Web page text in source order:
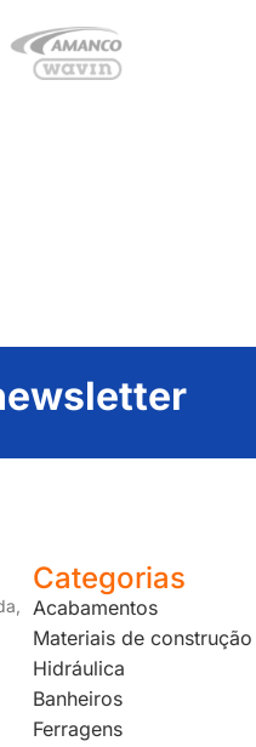
Categorias
Acabamentos
Materiais de construção
Hidráulica
Banheiros
Ferragens